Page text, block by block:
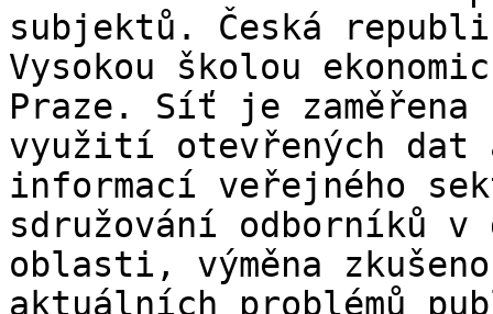
subjektů. Česká
Vysokou školou
Praze. Síť je
využití otevřených dat
informací veřejného
sdružování odborníků v
oblasti, výměna
aktuálních problémů